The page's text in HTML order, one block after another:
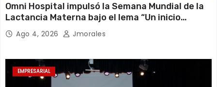
Omni Hospital impulsó la Semana Mundial de la
Lactancia Materna bajo el lema “Un inicio
sostenible en cualquier circunstancia”
Ago 4, 2026 Jmorales
EMPRESARIAL